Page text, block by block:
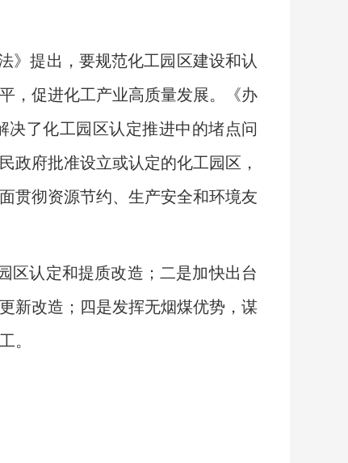
》提出，要规范化工园区建设和认
，促进化工产业高质量发展。《办
了化工园区认定推进中的堵点问
政府批准设立或认定的化工园区，
贯彻资源节约、生产安全和环境友
区认定和提质改造；二是加快出台
新改造；四是发挥无烟煤优势，谋
。